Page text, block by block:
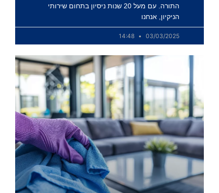
התורה. עם מעל 20 שנות ניסיון בתחום שירותי
הניקיון, אנחנו
03/03/2025
14:48